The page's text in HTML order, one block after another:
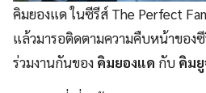
คิมยองแด ในซีรีส์ The Perfect
แล้วมารอติดตามความคืบหน้าของ
ร่วมงานกันของ คิมยองแด กับ คิม